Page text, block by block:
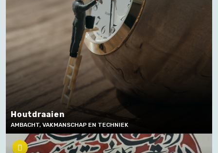
Houtdraaien
AMBACHT, VAKMANSCHAP EN TECHNIEK